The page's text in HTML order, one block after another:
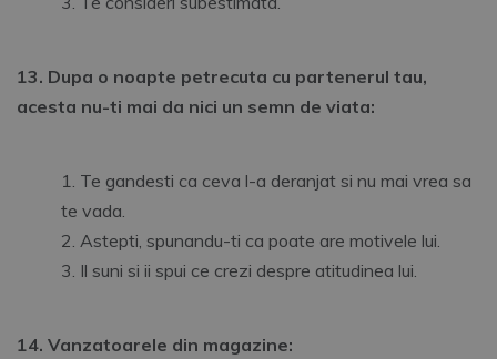
13. Dupa o noapte petrecuta cu partenerul tau,
acesta nu-ti mai da nici un semn de viata:
Te gandesti ca ceva l-a deranjat si nu mai vrea sa
te vada.
Astepti, spunandu-ti ca poate are motivele lui.
Il suni si ii spui ce crezi despre atitudinea lui.
14. Vanzatoarele din magazine: